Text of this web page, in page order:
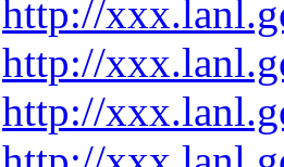
http://
http://
http://